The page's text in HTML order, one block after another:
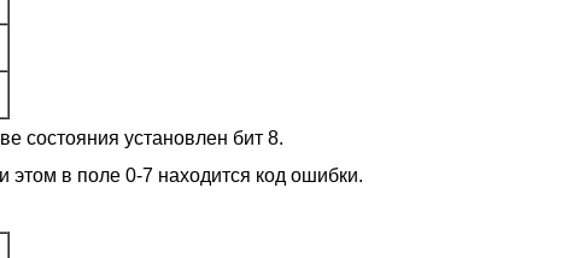
состояния установлен бит 8.
этом в поле 0-7 находится код ошибки.